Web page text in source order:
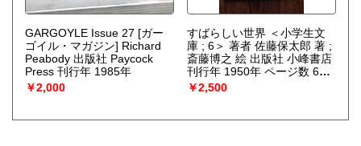
GARGOYLE Issue 27 [ガー
ゴイル・マガジン] Richard
Peabody 出版社 Paycock
Press 刊行年 1985年
￥2,000
すばらしい世界 ＜小学生文
庫 ; 6＞ 著者 佐藤保太郎 著 ;
斎藤博之 絵 出版社 小峰書店
刊行年 1950年 ページ数 64p
図版
￥2,500